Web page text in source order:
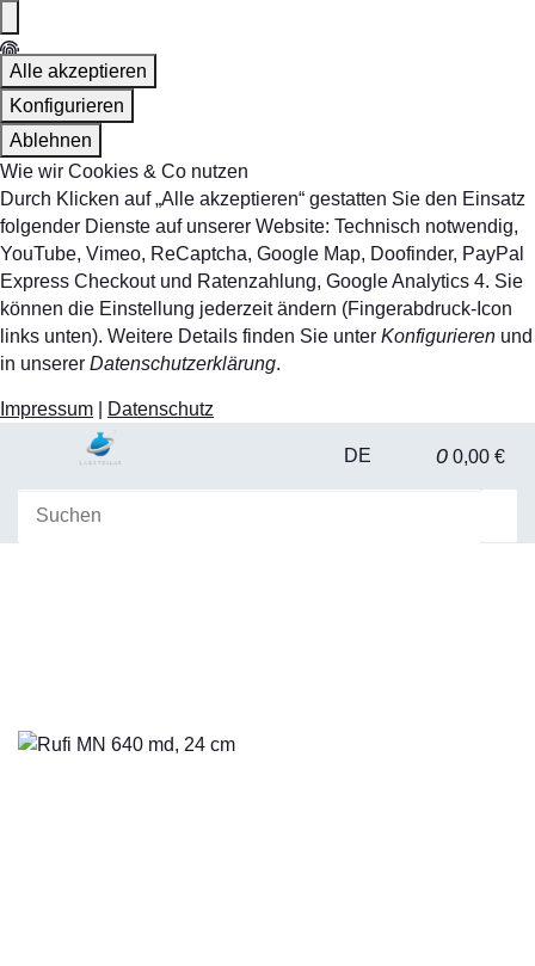
Alle akzeptieren
Konfigurieren
Ablehnen
Wie wir Cookies & Co nutzen
Durch Klicken auf „Alle akzeptieren“ gestatten Sie den Einsatz
folgender Dienste auf unserer Website: Technisch notwendig,
YouTube, Vimeo, ReCaptcha, Google Map, Doofinder, PayPal
Express Checkout und Ratenzahlung, Google Analytics 4. Sie
können die Einstellung jederzeit ändern (Fingerabdruck-Icon
links unten). Weitere Details finden Sie unter Konfigurieren und
in unserer Datenschutzerklärung.
Impressum Datenschutz
DE 0 0,00 €